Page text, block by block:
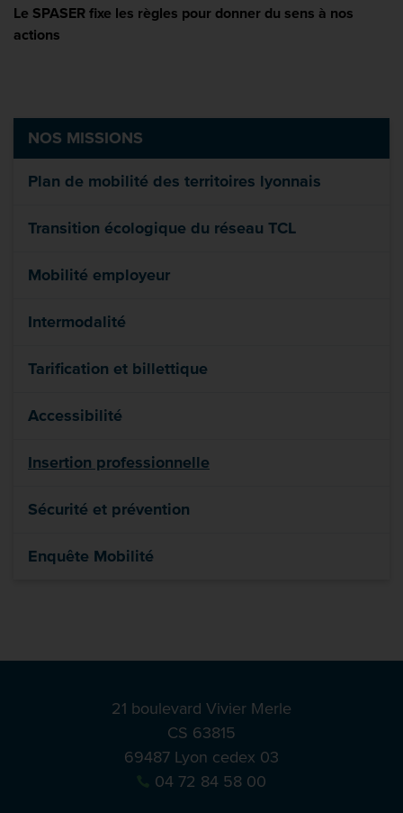
Le SPASER fixe les règles pour donner du sens à nos
actions
NOS MISSIONS
Plan de mobilité des territoires lyonnais
Transition écologique du réseau TCL
Mobilité employeur
Intermodalité
Tarification et billettique
Accessibilité
Insertion professionnelle
Sécurité et prévention
Enquête Mobilité
21 boulevard Vivier Merle
CS 63815
69487 Lyon cedex 03
04 72 84 58 00